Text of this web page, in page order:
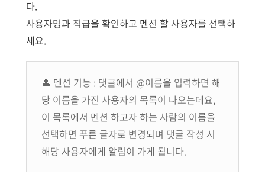
다.
사용자명과 직급을 확인하고 멘션 할 사용자를 선택하
세요.
👤 멘션 기능 : 댓글에서 @이름을 입력하면 해
당 이름을 가진 사용자의 목록이 나오는데요,
이 목록에서 멘션 하고자 하는 사람의 이름을
선택하면 푸른 글자로 변경되며 댓글 작성 시
해당 사용자에게 알림이 가게 됩니다.